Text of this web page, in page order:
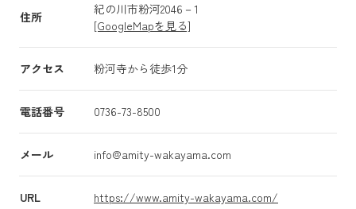
住所
紀の川市粉河2046－1
[GoogleMapを見る]
アクセス 粉河寺から徒歩1分
電話番号 0736-73-8500
メール info@amity-wakayama.com
URL https://www.amity-wakayama.com/